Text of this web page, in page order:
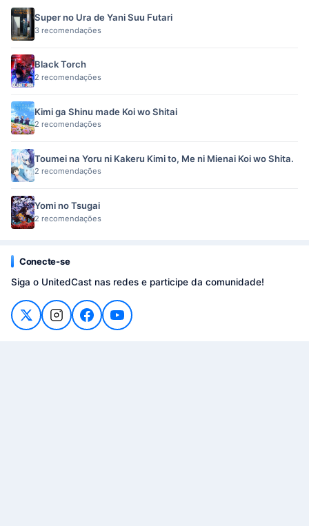
Super no Ura de Yani Suu Futari
3 recomendações
Black Torch
2 recomendações
Kimi ga Shinu made Koi wo Shitai
2 recomendações
Toumei na Yoru ni Kakeru Kimi to, Me ni Mienai Koi wo Shita.
2 recomendações
Yomi no Tsugai
2 recomendações
Conecte-se
Siga o UnitedCast nas redes e participe da comunidade!